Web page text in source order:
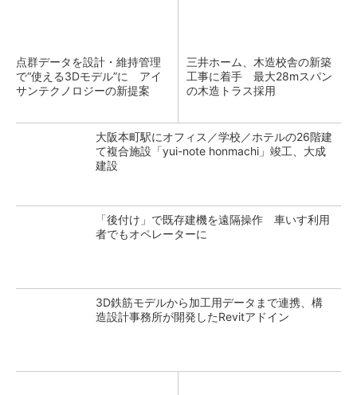
点群データを設計・維持管理
で“使える3Dモデル”に アイ
サンテクノロジーの新提案
三井ホーム、木造校舎の新築
工事に着手 最大28mスパン
の木造トラス採用
大阪本町駅にオフィス／学校／ホテルの26階建
て複合施設「yui-note honmachi」竣工、大成
建設
「後付け」で既存建機を遠隔操作 車いす利用
者でもオペレーターに
3D鉄筋モデルから加工用データまで連携、構
造設計事務所が開発したRevitアドイン